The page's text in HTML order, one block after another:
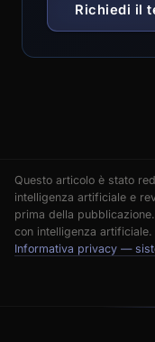
Richiedi il
Questo articolo è stato
intelligenza artificiale e
prima della
con intelligenza
Informativa privacy —